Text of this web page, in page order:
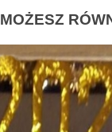
MOŻESZ